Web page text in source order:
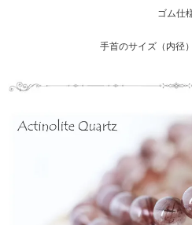
ゴム仕
手首のサイズ（内径